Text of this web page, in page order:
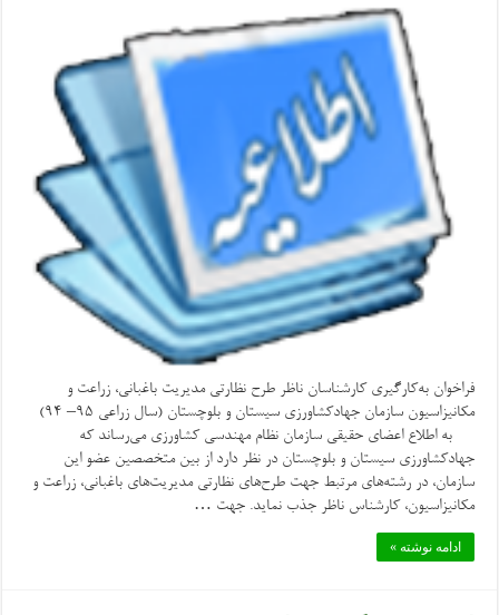
فراخوان به‌کارگیری کارشناسان ناظر طرح نظارتی مدیریت باغبانی، زراعت و
مکانیزاسیون سازمان جهادکشاورزی سیستان و بلوچستان (سال زراعی ۹۵– ۹۴)
به اطلاع اعضای حقیقی سازمان نظام مهندسی کشاورزی می‌رساند که
جهادکشاورزی سیستان و بلوچستان در نظر دارد از بین متخصصین عضو این
سازمان، در رشته‌های مرتبط جهت طرح‌های نظارتی مدیریت‌های باغبانی، زراعت و
مکانیزاسیون، کارشناس ناظر جذب نماید. جهت …
ادامه نوشته »